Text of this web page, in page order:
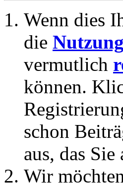
Wenn dies
die
vermutlich
können.
schon
aus, das
Wir